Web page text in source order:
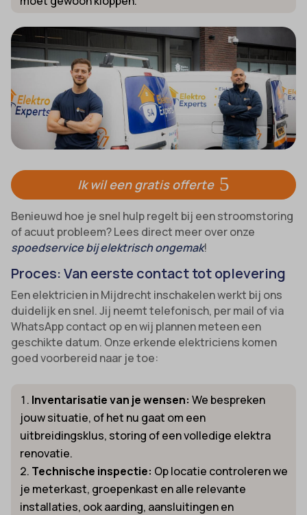
Ik wil een gratis offerte
Benieuwd hoe je snel hulp regelt bij een stroomstoring
of acuut probleem? Lees direct meer over onze
spoedservice bij elektrisch ongemak!
Proces: Van eerste contact tot oplevering
Een elektricien in Mijdrecht inschakelen werkt bij ons
duidelijk en snel. Jij neemt telefonisch, per mail of via
WhatsApp contact op en wij plannen meteen een
geschikte datum. Onze erkende elektriciens komen
goed voorbereid naar je toe:
Inventarisatie van je wensen: We bespreken
jouw situatie, of het nu gaat om een
uitbreidingsklus, storing of een volledige elektra
renovatie.
Technische inspectie: Op locatie controleren we
je meterkast, groepenkast en alle relevante
installaties, ook aarding, aansluitingen en